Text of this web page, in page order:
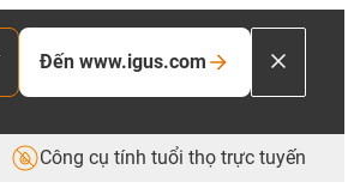
Đến www.igus.com
Công cụ tính tuổi thọ trực tuyến